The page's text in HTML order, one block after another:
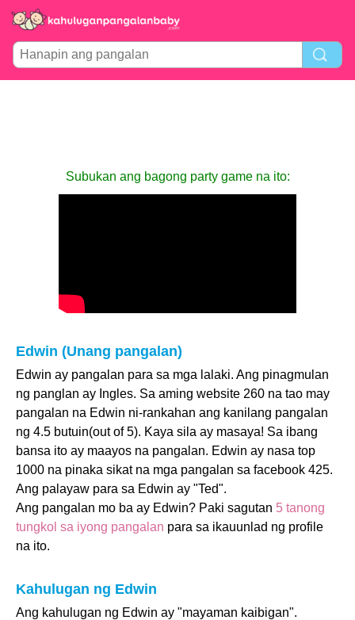
Subukan ang bagong party game na ito:
Edwin (Unang pangalan)
Edwin ay pangalan para sa mga lalaki. Ang pinagmulan
ng panglan ay Ingles. Sa aming website 260 na tao may
pangalan na Edwin ni-rankahan ang kanilang pangalan
ng 4.5 butuin(out of 5). Kaya sila ay masaya! Sa ibang
bansa ito ay maayos na pangalan. Edwin ay nasa top
1000 na pinaka sikat na mga pangalan sa facebook 425.
Ang palayaw para sa Edwin ay "Ted".
Ang pangalan mo ba ay Edwin? Paki sagutan 5 tanong
tungkol sa iyong pangalan para sa ikauunlad ng profile
na ito.
Kahulugan ng Edwin
Ang kahulugan ng Edwin ay "mayaman kaibigan".